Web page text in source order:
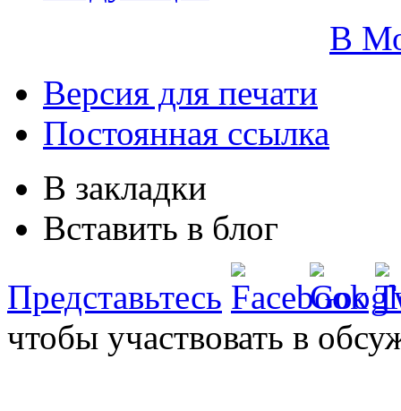
В
Версия для печати
Постоянная ссылка
В закладки
Вставить в блог
Представьтесь
чтобы участвовать в